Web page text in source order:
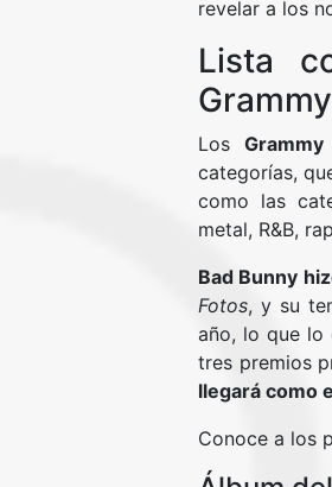
revelar a los
Lista
Los
categorías,
como las
metal, R&B,
Bad Bunny
Fotos, y su
año, lo que lo
tres premios
llegará como
Conoce a los